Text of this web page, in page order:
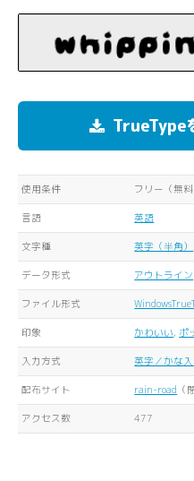
TrueType
使用条件 フリー（無料
言語 英語
文字種 英字（半角）
データ形式 アウトライン
ファイル形式
印象 かわいい, ポ
入力方式 英字／かな
配布サイト rain-road （
アクセス数 477